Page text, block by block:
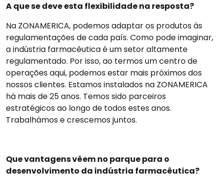
A que se deve esta flexibilidade na resposta?
Na ZONAMERICA, podemos adaptar os produtos às
regulamentações de cada país. Como pode imaginar,
a indústria farmacêutica é um setor altamente
regulamentado. Por isso, ao termos um centro de
operações aqui, podemos estar mais próximos dos
nossos clientes. Estamos instalados na ZONAMERICA
há mais de 25 anos. Temos sido parceiros
estratégicos ao longo de todos estes anos.
Trabalhámos e crescemos juntos.
Que vantagens vêem no parque para o
desenvolvimento da indústria farmacêutica?